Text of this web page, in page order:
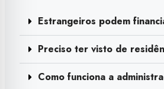
Estrangeiros podem
Preciso ter visto de
Como funciona a